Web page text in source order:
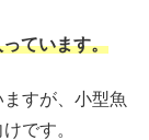
ています。
すが、小型魚
です。